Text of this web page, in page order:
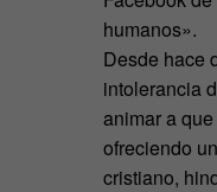
humanos».
Desde hace
intolerancia
animar a
ofreciendo
cristiano,